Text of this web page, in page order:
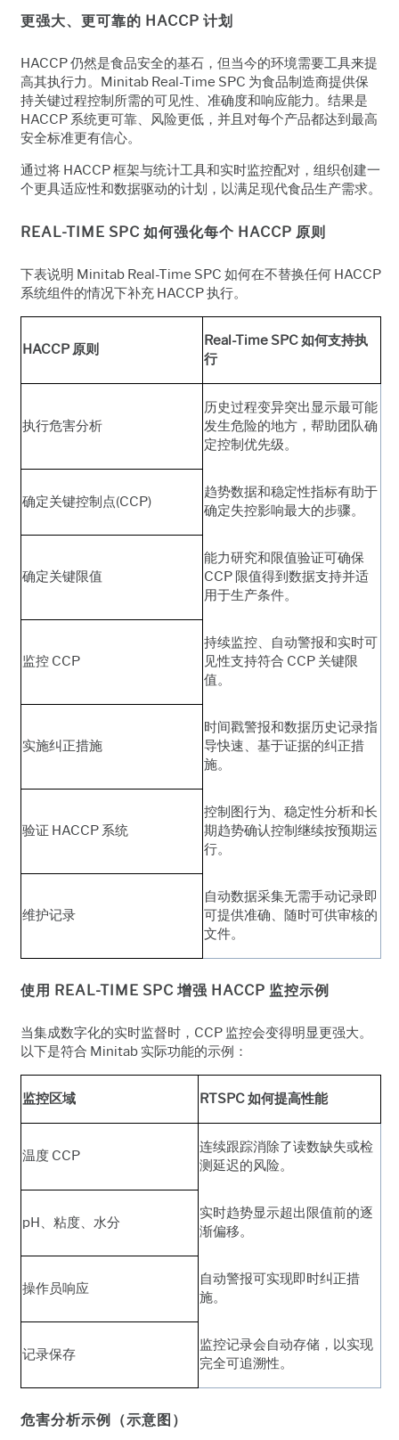
更强大、更可靠的 HACCP 计划
HACCP 仍然是食品安全的基石，但当今的环境需要工具来提
高其执行力。Minitab Real-Time SPC 为食品制造商提供保
持关键过程控制所需的可见性、准确度和响应能力。结果是
HACCP 系统更可靠、风险更低，并且对每个产品都达到最高
安全标准更有信心。
通过将 HACCP 框架与统计工具和实时监控配对，组织创建一
个更具适应性和数据驱动的计划，以满足现代食品生产需求。
REAL-TIME SPC 如何强化每个 HACCP 原则
下表说明 Minitab Real-Time SPC 如何在不替换任何 HACCP
系统组件的情况下补充 HACCP 执行。
HACCP 原则
Real-Time SPC 如何支持执
行
执行危害分析
历史过程变异突出显示最可能
发生危险的地方，帮助团队确
定控制优先级。
确定关键控制点(CCP)
趋势数据和稳定性指标有助于
确定失控影响最大的步骤。
确定关键限值
能力研究和限值验证可确保
CCP 限值得到数据支持并适
用于生产条件。
监控 CCP
持续监控、自动警报和实时可
见性支持符合 CCP 关键限
值。
实施纠正措施
时间戳警报和数据历史记录指
导快速、基于证据的纠正措
施。
验证 HACCP 系统
控制图行为、稳定性分析和长
期趋势确认控制继续按预期运
行。
维护记录
自动数据采集无需手动记录即
可提供准确、随时可供审核的
文件。
使用 REAL-TIME SPC 增强 HACCP 监控示例
当集成数字化的实时监督时，CCP 监控会变得明显更强大。
以下是符合 Minitab 实际功能的示例：
监控区域 RTSPC 如何提高性能
温度 CCP
连续跟踪消除了读数缺失或检
测延迟的风险。
pH、粘度、水分
实时趋势显示超出限值前的逐
渐偏移。
操作员响应
自动警报可实现即时纠正措
施。
记录保存
监控记录会自动存储，以实现
完全可追溯性。
危害分析示例（示意图）